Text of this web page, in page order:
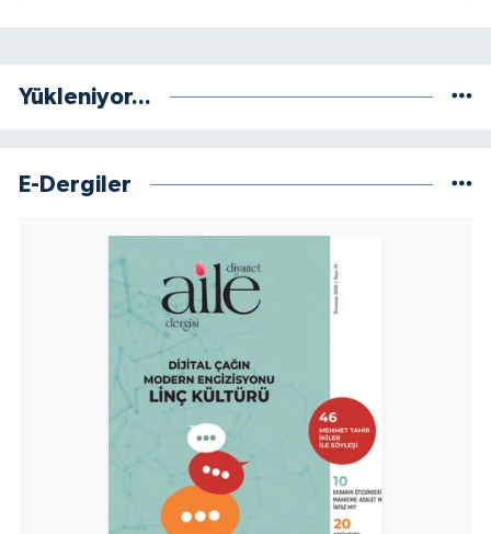
Yükleniyor...
E-Dergiler
Sakarya Müftülüğü
Samsun Müftülüğü
Siirt Müftülüğü
Sinop Müftülüğü
Sivas Müftülüğü
Şanlıurfa Müftülüğü
Şırnak Müftülüğü